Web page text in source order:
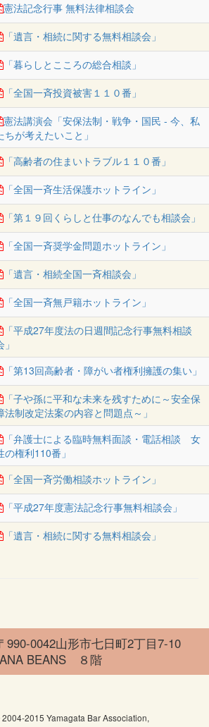
憲法記念行事 無料法律相談会
「遺言・相続に関する無料相談会」
「暮らしとこころの総合相談」
「全国一斉投資被害１１０番」
憲法講演会「安保法制・戦争・国民 - 今、私
ちが考えたいこと」
「高齢者の住まいトラブル１１０番」
「全国一斉生活保護ホットライン」
「第１９回くらしと仕事のなんでも相談会」
「全国一斉奨学金問題ホットライン」
「遺言・相続全国一斉相談会」
「全国一斉無戸籍ホットライン」
「平成27年度法の日週間記念行事無料相談
「第13回高齢者・障がい者権利擁護の集い」
「子や孫に平和な未来を残すために～安全保
法制改定法案の内容と問題点～」
「弁護士による臨時無料面談・電話相談 女
の権利110番」
「全国一斉労働相談ホットライン」
「平成27年度憲法記念行事無料相談会」
「遺言・相続に関する無料相談会」
0042山形市七日町2丁目7-10
BEANS ８階
2015 Yamagata Bar Association,